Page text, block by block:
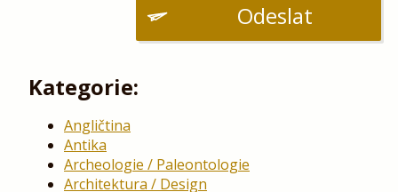
Odeslat
Kategorie:
Angličtina
Antika
Archeologie / Paleontologie
Architektura / Design